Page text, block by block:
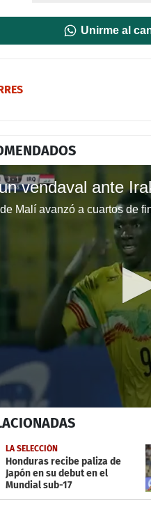
Unirme al
Malí avanzó a cuartos de
LA SELECCIÓN
Honduras recibe paliza de
Japón en su debut en el
Mundial sub-17